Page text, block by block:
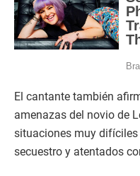
El cantante también
amenazas del novio de
situaciones muy
secuestro y atentados